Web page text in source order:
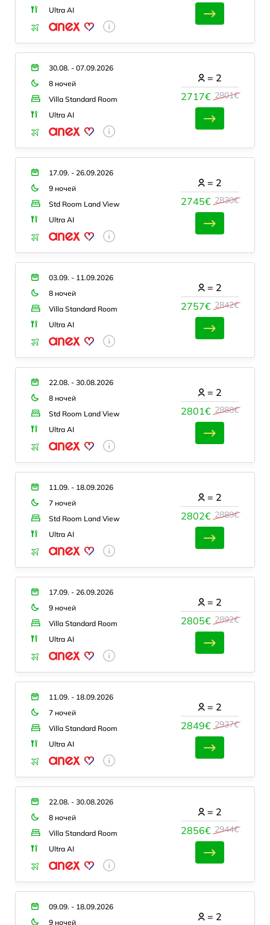
Ultra AI
30.08. - 07.09.2026
8 ночей
Villa Standard Room
Ultra AI
2717€ 2801€
= 2
17.09. - 26.09.2026
9 ночей
Std Room Land View
Ultra AI
2745€ 2830€
= 2
03.09. - 11.09.2026
8 ночей
Villa Standard Room
Ultra AI
2757€ 2842€
= 2
22.08. - 30.08.2026
8 ночей
Std Room Land View
Ultra AI
2801€ 2888€
= 2
11.09. - 18.09.2026
7 ночей
Std Room Land View
Ultra AI
2802€ 2889€
= 2
17.09. - 26.09.2026
9 ночей
Villa Standard Room
Ultra AI
2805€ 2892€
= 2
11.09. - 18.09.2026
7 ночей
Villa Standard Room
Ultra AI
2849€ 2937€
= 2
22.08. - 30.08.2026
8 ночей
Villa Standard Room
Ultra AI
2856€ 2944€
= 2
09.09. - 18.09.2026
9 ночей
= 2